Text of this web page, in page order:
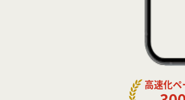
高速化